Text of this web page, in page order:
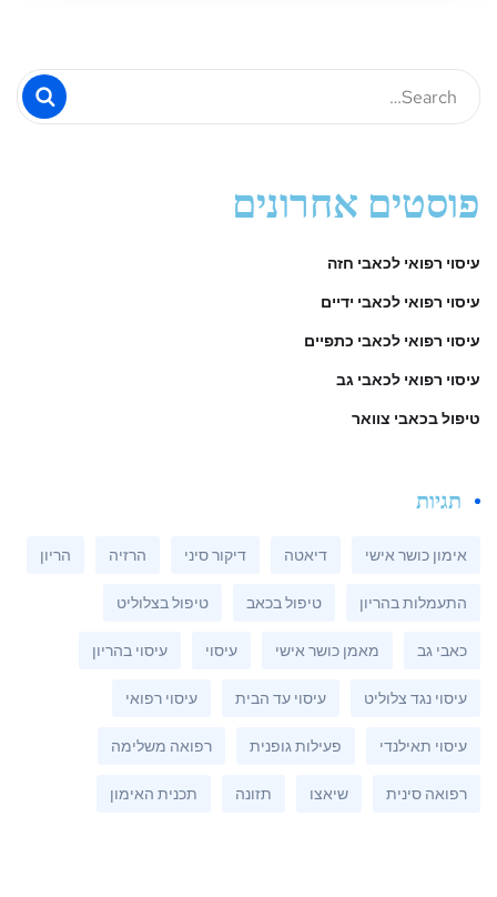
פוסטים אחרונים
עיסוי רפואי לכאבי חזה
עיסוי רפואי לכאבי ידיים
עיסוי רפואי לכאבי כתפיים
עיסוי רפואי לכאבי גב
טיפול בכאבי צוואר
תגיות
אימון כושר אישי דיאטה דיקור סיני הרזיה הריון
התעמלות בהריון טיפול בכאב טיפול בצלוליט
כאבי גב מאמן כושר אישי עיסוי עיסוי בהריון
עיסוי נגד צלוליט עיסוי עד הבית עיסוי רפואי
עיסוי תאילנדי פעילות גופנית רפואה משלימה
רפואה סינית שיאצו תזונה תכנית האימון